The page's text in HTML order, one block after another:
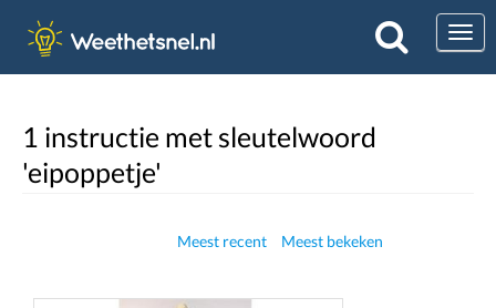
1 instructie met sleutelwoord
'eipoppetje'
Meest recent Meest bekeken